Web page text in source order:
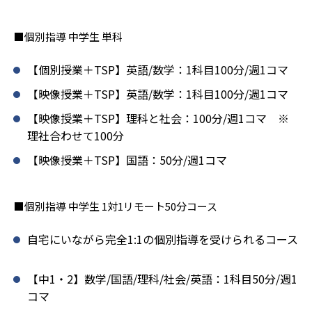
■個別指導 中学生 単科
【個別授業＋TSP】英語/数学：1科目100分/週1コマ
【映像授業＋TSP】英語/数学：1科目100分/週1コマ
【映像授業＋TSP】理科と社会：100分/週1コマ ※
理社合わせて100分
【映像授業＋TSP】国語：50分/週1コマ
■個別指導 中学生 1対1リモート50分コース
自宅にいながら完全1:1の個別指導を受けられるコース
【中1・2】数学/国語/理科/社会/英語：1科目50分/週1
コマ